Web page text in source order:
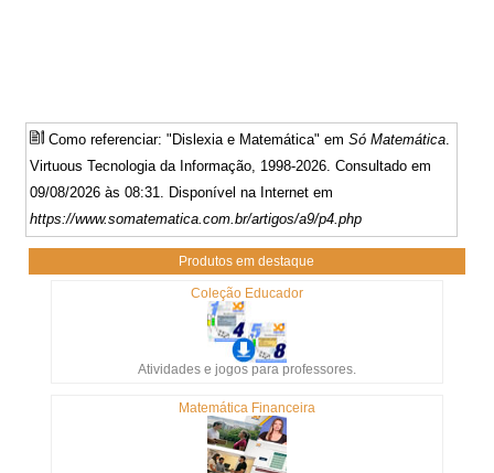
Como referenciar: "Dislexia e Matemática" emSó Matemática
Virtuous Tecnologia da Informação, 1998-2026. Consultado em
09/08/2026 às 08:31. Disponível na Internet em
https://www.somatematica.com.br/artigos/a9/p4.php
Produtos em destaque
Coleção Educador
Atividades e jogos para professores.
Matemática Financeira